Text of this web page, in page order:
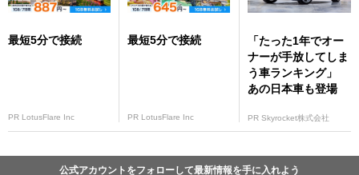
最短5分で接続
PR LotusFlare Inc
最短5分で接続
PR LotusFlare Inc
「たった1年でオー
ナーが手放してしま
う車ランキング」
あの日本車も登場
PR Skyrocket株式会社
公式アカウントをフォローして最新情報を手に入れよう